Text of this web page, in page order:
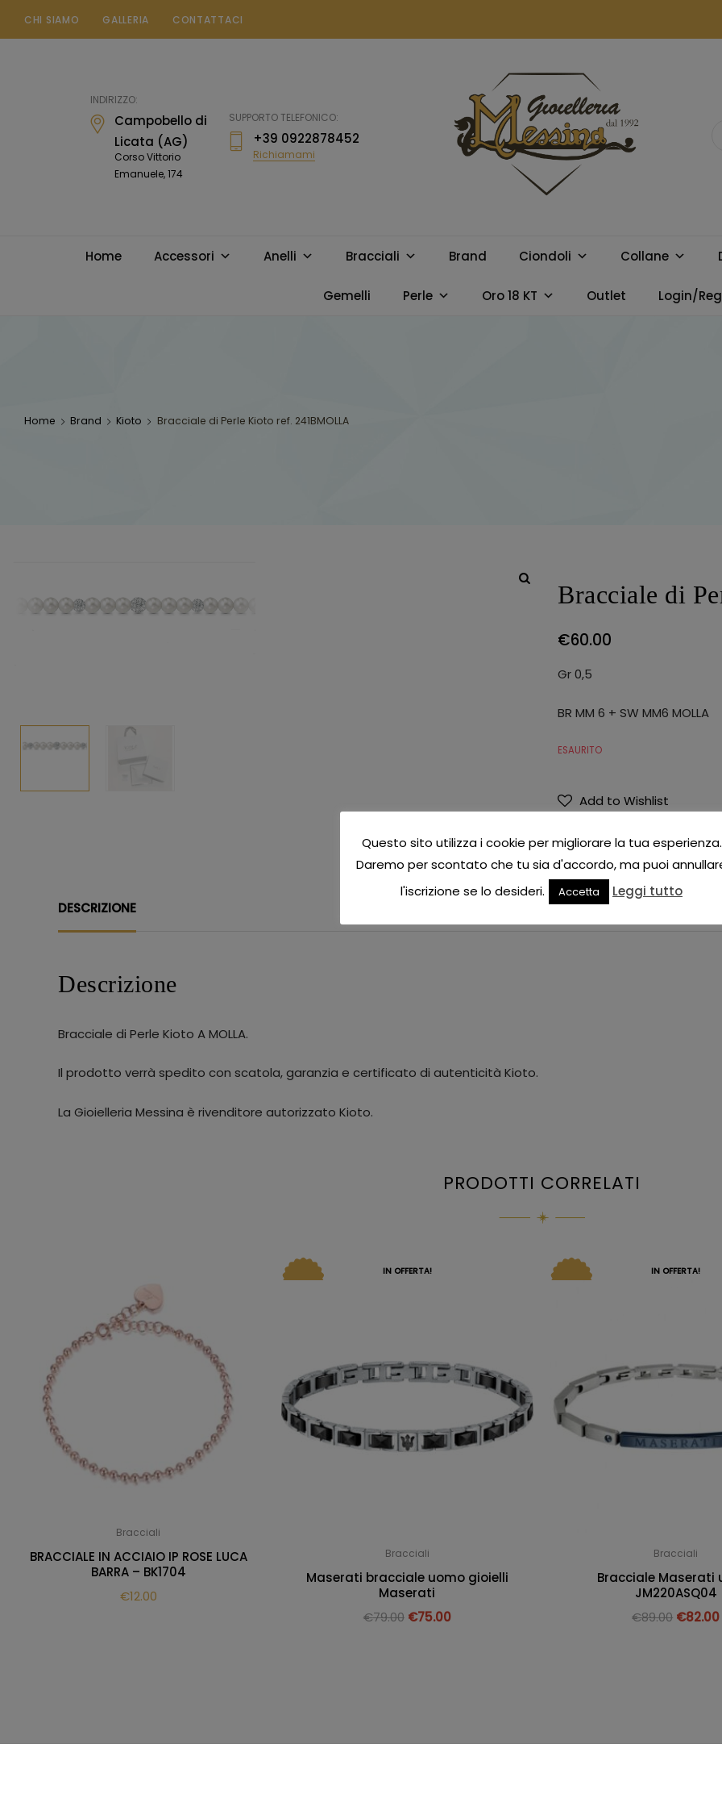
CHI SIAMO GALLERIA CONTATTACI
INDIRIZZO:
Campobello di
Licata (AG)
Corso Vittorio
Emanuele, 174
SUPPORTO TELEFONICO:
+39 0922878452
Richiamami
MESSINA
CAMPOBELLO
migliori marchi.
Home Accessori Anelli Bracciali Brand Ciondoli Collane
Gemelli Perle Oro 18 KT Outlet Login/
Home Brand Kioto Bracciale di Perle Kioto ref. 241BMOLLA
Bracciale di
€60.00
Gr 0,5
BR MM 6 + SW MM6 MOLLA
ESAURITO
Add to Wishlist
CATEGORIE:BRACCIALI PERLE
TAG:
PERLE MOLLA KIOTO
DESCRIZIONE
Descrizione
Bracciale di Perle Kioto A MOLLA.
Il prodotto verrà spedito con scatola, garanzia e certificato di autenticità Kioto.
La Gioielleria Messina è rivenditore autorizzato Kioto.
PRODOTTI CORRELATI
Bracciali
BRACCIALE IN ACCIAIO IP ROSE LUCA
BARRA – BK1704
€12.00
IN OFFERTA!
Bracciali
Maserati bracciale uomo gioielli
Maserati
€79.00 €75.00
IN OFFERTA!
Bracciali
Bracciale Maserati
JM220ASQ04
€89.00 €82.00
Questo sito utilizza i cookie per migliorare la tua esperienza.
Daremo per scontato che tu sia d'accordo, ma puoi
l'iscrizione se lo desideri.
Accetta Leggi tutto